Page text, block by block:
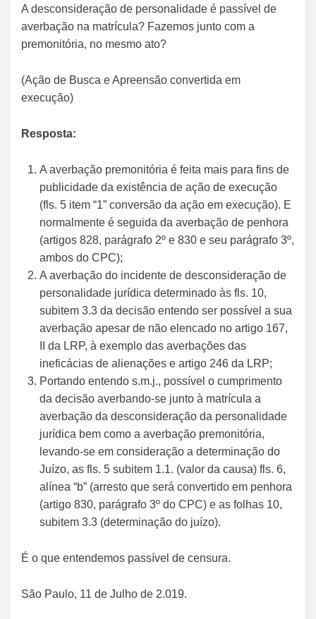
A desconsideração de personalidade é passível de
averbação na matrícula? Fazemos junto com a
premonitória, no mesmo ato?
(Ação de Busca e Apreensão convertida em
execução)
Resposta:
A averbação premonitória é feita mais para fins de
publicidade da existência de ação de execução
(fls. 5 item “1” conversão da ação em execução). E
normalmente é seguida da averbação de penhora
(artigos 828, parágrafo 2º e 830 e seu parágrafo 3º,
ambos do CPC);
A averbação do incidente de desconsideração de
personalidade jurídica determinado às fls. 10,
subitem 3.3 da decisão entendo ser possível a sua
averbação apesar de não elencado no artigo 167,
II da LRP, à exemplo das averbações das
ineficácias de alienações e artigo 246 da LRP;
Portando entendo s.m.j., possível o cumprimento
da decisão averbando-se junto à matrícula a
averbação da desconsideração da personalidade
jurídica bem como a averbação premonitória,
levando-se em consideração a determinação do
Juízo, as fls. 5 subitem 1.1. (valor da causa) fls. 6,
alínea “b” (arresto que será convertido em penhora
(artigo 830, parágrafo 3º do CPC) e as folhas 10,
subitem 3.3 (determinação do juízo).
É o que entendemos passível de censura.
São Paulo, 11 de Julho de 2.019.